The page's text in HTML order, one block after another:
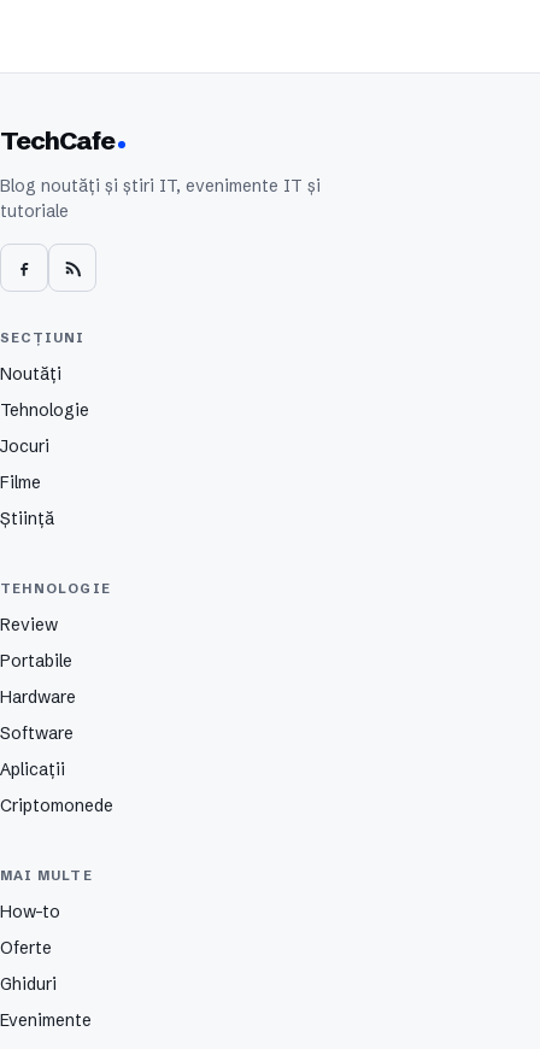
TechCafe
Blog noutăți și știri IT, evenimente IT și
tutoriale
SECȚIUNI
Noutăți
Tehnologie
Jocuri
Filme
Știință
TEHNOLOGIE
Review
Portabile
Hardware
Software
Aplicații
Criptomonede
MAI MULTE
How-to
Oferte
Ghiduri
Evenimente